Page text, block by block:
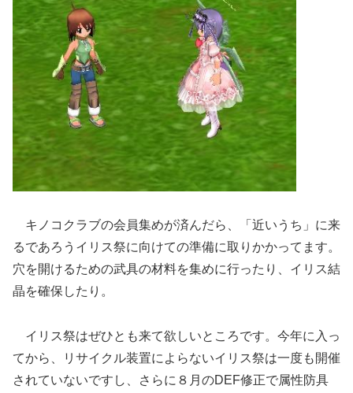
キノコクラブの会員集めが済んだら、「近いうち」に来
るであろうイリス祭に向けての準備に取りかかってます。
穴を開けるための武具の材料を集めに行ったり、イリス結
晶を確保したり。
イリス祭はぜひとも来て欲しいところです。今年に入っ
てから、リサイクル装置によらないイリス祭は一度も開催
されていないですし、さらに８月のDEF修正で属性防具